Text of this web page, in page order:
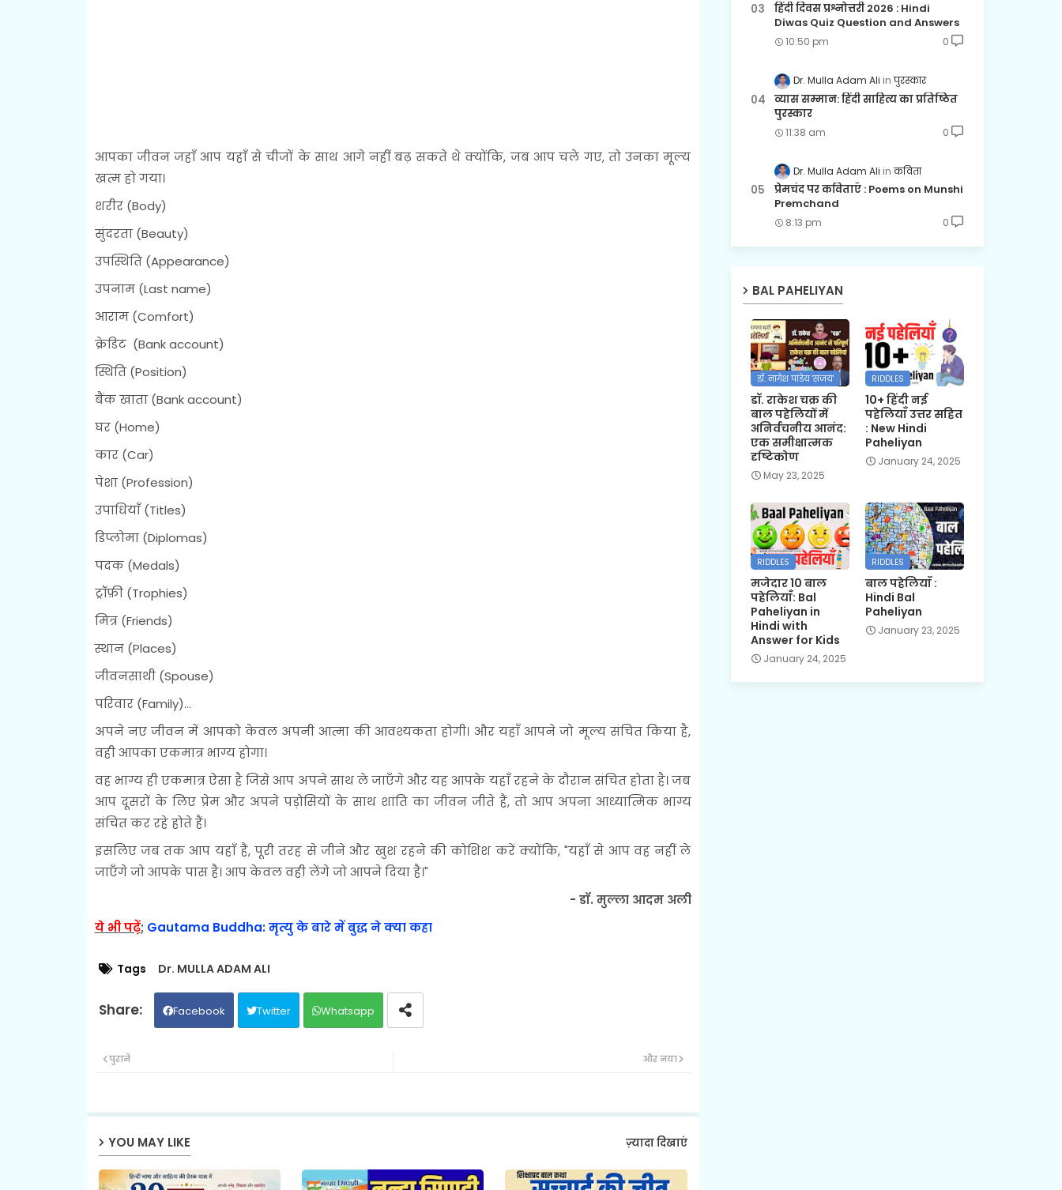
आपका जीवन जहाँ आप यहाँ से चीजों के साथ आगे नहीं बढ़ सकते थे क्योंकि, जब आप चले गए, तो उनका मूल्य
खत्म हो गया।
शरीर (Body)
सुंदरता (Beauty)
उपस्थिति (Appearance)
उपनाम (Last name)
आराम (Comfort)
क्रेडिट (Bank account)
स्थिति (Position)
बैंक खाता (Bank account)
घर (Home)
कार (Car)
पेशा (Profession)
उपाधियाँ (Titles)
डिप्लोमा (Diplomas)
पदक (Medals)
ट्रॉफ़ी (Trophies)
मित्र (Friends)
स्थान (Places)
जीवनसाथी (Spouse)
परिवार (Family)...
अपने नए जीवन में आपको केवल अपनी आत्मा की आवश्यकता होगी। और यहाँ आपने जो मूल्य संचित किया है,
वही आपका एकमात्र भाग्य होगा।
वह भाग्य ही एकमात्र ऐसा है जिसे आप अपने साथ ले जाएँगे और यह आपके यहाँ रहने के दौरान संचित होता है। जब
आप दूसरों के लिए प्रेम और अपने पड़ोसियों के साथ शांति का जीवन जीते हैं, तो आप अपना आध्यात्मिक भाग्य
संचित कर रहे होते हैं।
इसलिए जब तक आप यहाँ हैं, पूरी तरह से जीने और खुश रहने की कोशिश करें क्योंकि, "यहाँ से आप वह नहीं ले
जाएँगे जो आपके पास है। आप केवल वही लेंगे जो आपने दिया है।"
- डॉ. मुल्ला आदम अली
ये भी पढ़ें; Gautama Buddha: मृत्यु के बारे में बुद्ध ने क्या कहा
Tags Dr. MULLA ADAM ALI
Facebook Twitter Whatsapp
और नया
पुराने
YOU MAY LIKE ज़्यादा दिखाएं
हिंदी दिवस प्रश्नोत्तरी 2026 : Hindi
Diwas Quiz Question and Answers
10:50 pm 0
Dr. Mulla Adam Ali पुरस्कार
व्यास सम्मान: हिंदी साहित्य का प्रतिष्ठित
पुरस्कार
11:38 am 0
Dr. Mulla Adam Ali कविता
प्रेमचंद पर कविताएँ : Poems on Munshi
Premchand
8:13 pm 0
BAL PAHELIYAN
डॉ. नागेश पांडेय 'संजय'
डॉ. राकेश चक्र की
बाल पहेलियों में
अनिर्वचनीय आनंद:
एक समीक्षात्मक
दृष्टिकोण
May 23, 2025
RIDDLES
10+ हिंदी नई
पहेलियाँ उत्तर सहित
: New Hindi
Paheliyan
January 24, 2025
RIDDLES
मजेदार 10 बाल
पहेलियाँ: Bal
Paheliyan in
Hindi with
Answer for Kids
January 24, 2025
RIDDLES
बाल पहेलियाँ :
Hindi Bal
Paheliyan
January 23, 2025